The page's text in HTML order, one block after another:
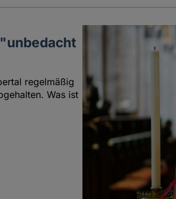
regelmäßig
Was ist